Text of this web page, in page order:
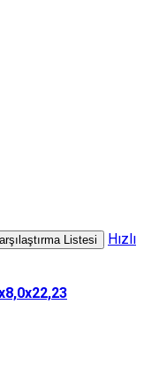
Listesi
Hızlı